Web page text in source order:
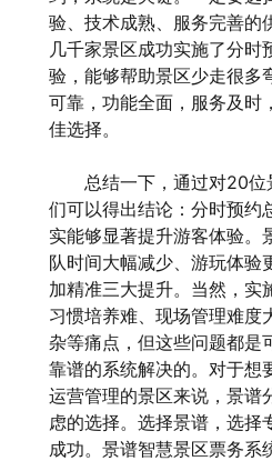
验、技术成熟、服务完善的
几千家景区成功实施了分时
验，能够帮助景区少走很多
可靠，功能全面，服务及时
佳选择。
总结一下，通过对20位
们可以得出结论：分时预约
实能够显著提升游客体验。
队时间大幅减少、游玩体验
加精准三大提升。当然，实
习惯培养难、现场管理难度
杂等痛点，但这些问题都是
靠谱的系统解决的。对于想
运营管理的景区来说，景谱
虑的选择。选择景谱，选择
成功。景谱智慧景区票务系